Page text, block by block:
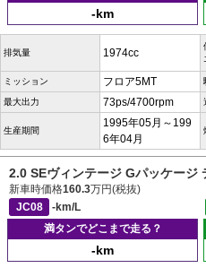
-km
排気量 1974cc
ミッション フロア5MT
最大出力 73ps/4700rpm
生産期間
1995年05月～199
6年04月
2.0 SEヴィンテージ Gパッケージ
新車時価格160.3万円(税抜)
JC08
-km/L
満タンでどこまで走る？
-km